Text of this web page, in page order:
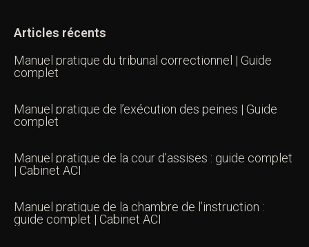
Articles récents
Manuel pratique du tribunal correctionnel | Guide
complet
Manuel pratique de l’exécution des peines | Guide
complet
Manuel pratique de la cour d’assises : guide complet
| Cabinet ACI
Manuel pratique de la chambre de l’instruction :
guide complet | Cabinet ACI